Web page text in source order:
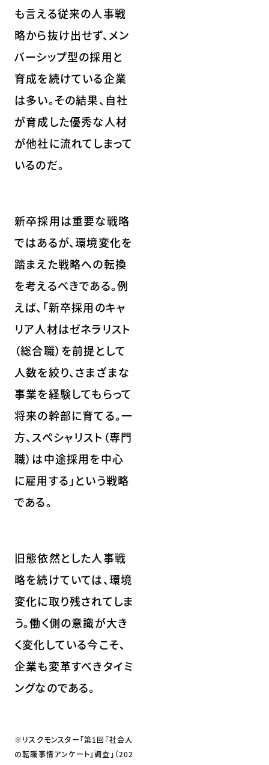
も言える従来の人事戦
略から抜け出せず、メン
バーシップ型の採用と
育成を続けている企業
は多い。その結果、自社
が育成した優秀な人材
が他社に流れてしまって
いるのだ。
新卒採用は重要な戦略
ではあるが、環境変化を
踏まえた戦略への転換
を考えるべきである。例
えば、「新卒採用のキャ
リア人材はゼネラリスト
（総合職）を前提として
人数を絞り、さまざまな
事業を経験してもらって
将来の幹部に育てる。一
方、スペシャリスト（専門
職）は中途採用を中心
に雇用する」という戦略
である。
旧態依然とした人事戦
略を続けていては、環境
変化に取り残されてしま
う。働く側の意識が大き
く変化している今こそ、
企業も変革すべきタイミ
ングなのである。
※リスクモンスター「第1回『社会人
の転職事情アンケート』調査」（202